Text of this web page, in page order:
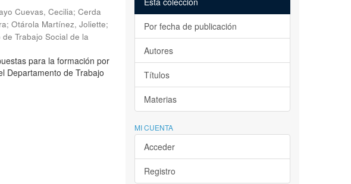
Cuevas, Cecilia;Cerda
;Otárola Martínez, Joliette;
Trabajo Social de la
para la formación por
Departamento de Trabajo
Por fecha de publicación
Autores
Títulos
Materias
MI CUENTA
Acceder
Registro